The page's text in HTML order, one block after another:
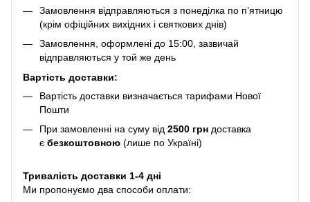
Замовлення відправляються з понеділка по п’ятницю
(крім офіційних вихідних і святкових днів)
Замовлення, оформлені до 15:00, зазвичай
відправляються у той же день
Вартість доставки:
Вартість доставки визначається тарифами Нової
Пошти
При замовленні на суму від 2500 грн доставка
є безкоштовною (лише по Україні)
Тривалість доставки 1-4 дні
Ми пропонуємо два способи оплати: